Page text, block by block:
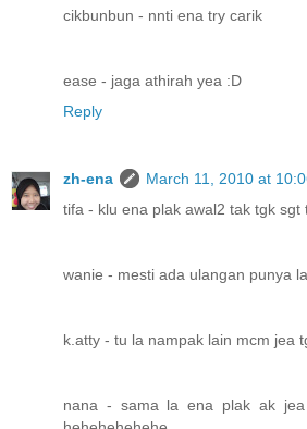
cikbunbun - nnti ena try carik
ease - jaga athirah yea :D
Reply
zh-ena
March 11, 2010 at
tifa - klu ena plak awal2 tak tgk sgt
wanie - mesti ada ulangan punya la
k.atty - tu la nampak lain mcm jea
nana - sama la ena plak ak